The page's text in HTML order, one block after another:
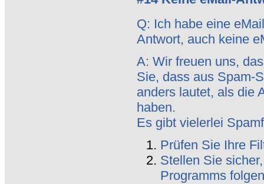
Q: Ich habe eine
Antwort, auch keine
A: Wir freuen uns,
Sie, dass aus Spam-
anders lautet, als die
haben.
Es gibt vielerlei
Prüfen Sie Ihre
Stellen Sie
Programms